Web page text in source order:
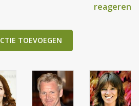
reageren
TOEVOEGEN